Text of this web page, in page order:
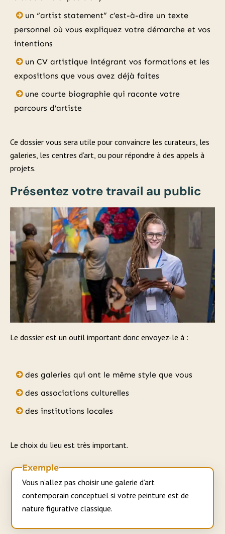
un “artist statement” c’est-à-dire un texte
personnel où vous expliquez votre démarche et vos
intentions
un CV artistique intégrant vos formations et les
expositions que vous avez déjà faites
une courte biographie qui raconte votre
parcours d’artiste
Ce dossier vous sera utile pour convaincre les curateurs, les
galeries, les centres d’art, ou pour répondre à des appels à
projets.
Présentez votre travail au public
Le dossier est un outil important donc envoyez-le à :
des galeries qui ont le même style que vous
des associations culturelles
des institutions locales
Le choix du lieu est très important.
Exemple
Vous n’allez pas choisir une galerie d’art
contemporain conceptuel si votre peinture est de
nature figurative classique.